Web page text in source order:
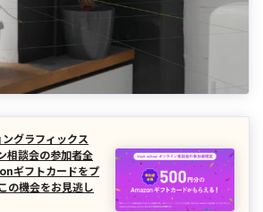
グラフィックス
相談会の参加者全
ギフトカードをプ
の機会をお見逃し